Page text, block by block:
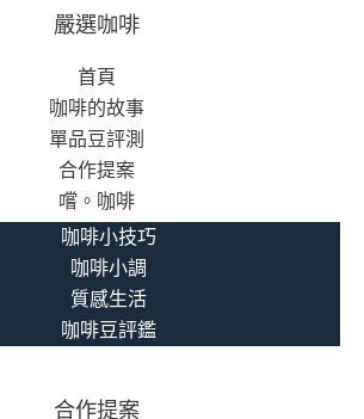
嚴選咖啡
首頁
咖啡的故事
單品豆評測
合作提案
嚐。咖啡
咖啡小技巧
咖啡小調
質感生活
咖啡豆評鑑
合作提案